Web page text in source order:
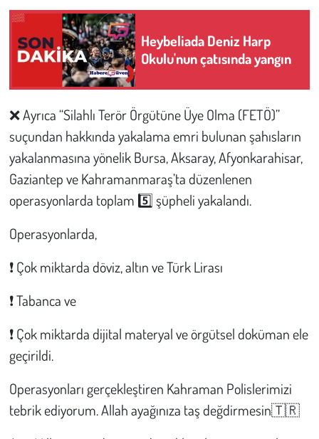
Heybeliada Deniz Harp
Okulu'nun çatısında yangın
❌ Ayrıca “Silahlı Terör Örgütüne Üye Olma (FETÖ)”
suçundan hakkında yakalama emri bulunan şahısların
yakalanmasına yönelik Bursa, Aksaray, Afyonkarahisar,
Gaziantep ve Kahramanmaraş’ta düzenlenen
operasyonlarda toplam 5️⃣ şüpheli yakalandı.
Operasyonlarda,
❗️ Çok miktarda döviz, altın ve Türk Lirası
❗️ Tabanca ve
❗️ Çok miktarda dijital materyal ve örgütsel doküman ele
geçirildi.
Operasyonları gerçekleştiren Kahraman Polislerimizi
tebrik ediyorum. Allah ayağınıza taş değdirmesin🇹🇷